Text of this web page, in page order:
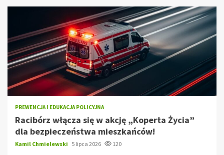
PREWENCJA I EDUKACJA POLICYJNA
Racibórz włącza się w akcję „Koperta Życia”
dla bezpieczeństwa mieszkańców!
Kamil Chmielewski 5 lipca 2026 120